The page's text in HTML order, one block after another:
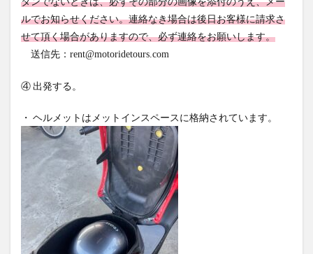
ルでお知らせください。連絡なき場合は後日お客様に請求さ
せて頂く場合がありますので、必ず連絡をお願いします。
送信先： rent@motoridetours.com
④ 出発する。
・ ヘルメットはメットインスペースに格納されています。